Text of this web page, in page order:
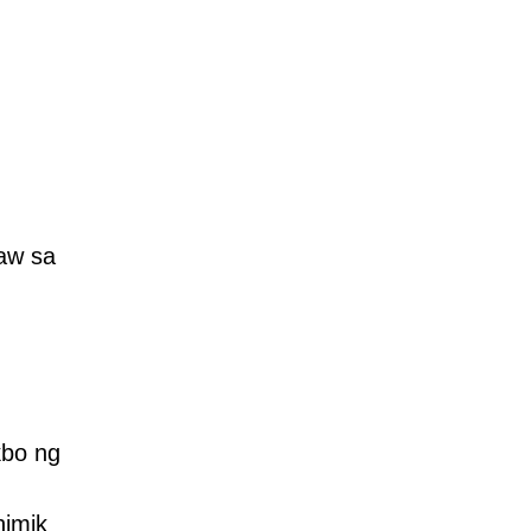
sa
ng